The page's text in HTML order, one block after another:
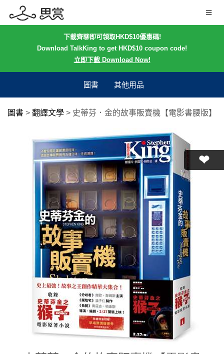
下載齊聊即可領取HKD$10優惠碼!
Download TalkKing to get HKD$10 coupon code!
立即下載 Download Now!
圖書 其他用品
圖書 > 翻譯文學 > 史蒂芬．金的故事販賣機【電影書腰版】